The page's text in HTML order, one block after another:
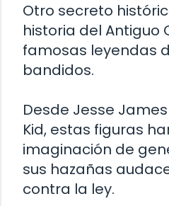
Otro secreto
historia del Antiguo
famosas leyendas
bandidos.
Desde Jesse
Kid, estas figuras
imaginación de
sus hazañas
contra la ley.